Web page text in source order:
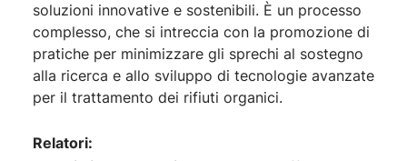
soluzioni innovative e sostenibili. È un processo
complesso, che si intreccia con la promozione di
pratiche per minimizzare gli sprechi al sostegno
alla ricerca e allo sviluppo di tecnologie avanzate
per il trattamento dei rifiuti organici.
Relatori: